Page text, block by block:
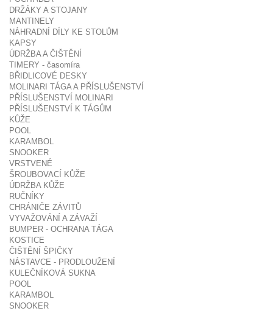
DRŽÁKY A STOJANY
MANTINELY
NÁHRADNÍ DÍLY KE STOLŮM
KAPSY
ÚDRŽBA A ČIŠTĚNÍ
TIMERY - časomíra
BŘIDLICOVÉ DESKY
MOLINARI TÁGA A PŘÍSLUŠENSTVÍ
PŘÍSLUŠENSTVÍ MOLINARI
PŘÍSLUŠENSTVÍ K TÁGŮM
KŮŽE
POOL
KARAMBOL
SNOOKER
VRSTVENÉ
ŠROUBOVACÍ KŮŽE
ÚDRŽBA KŮŽE
RUČNÍKY
CHRÁNIČE ZÁVITŮ
VYVAŽOVÁNÍ A ZÁVAŽÍ
BUMPER - OCHRANA TÁGA
KOSTICE
ČIŠTĚNÍ ŠPIČKY
NÁSTAVCE - PRODLOUŽENÍ
KULEČNÍKOVÁ SUKNA
POOL
KARAMBOL
SNOOKER